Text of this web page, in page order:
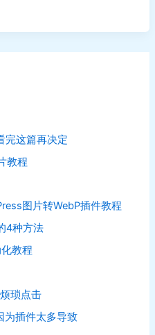
完这篇再决定
教程
图片转WebP插件教程
4种方法
教程
琐点击
为插件太多导致